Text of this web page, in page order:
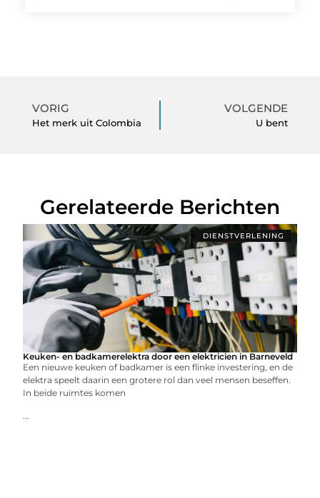
VORIG
Het merk uit Colombia
VOLGENDE
U bent
Gerelateerde Berichten
DIENSTVERLENING
Keuken- en badkamerelektra door een elektricien in Barneveld
Een nieuwe keuken of badkamer is een flinke investering, en de
elektra speelt daarin een grotere rol dan veel mensen beseffen.
In beide ruimtes komen
...